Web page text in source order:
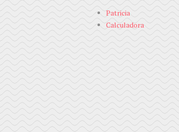
Patricia
Calculadora